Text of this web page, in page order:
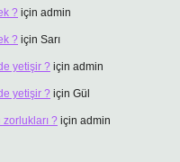
? için admin
? için Sarı
yetişir ? için admin
yetişir ? için Gül
? için admin